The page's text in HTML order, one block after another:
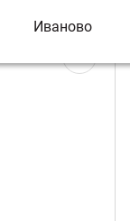
Иваново